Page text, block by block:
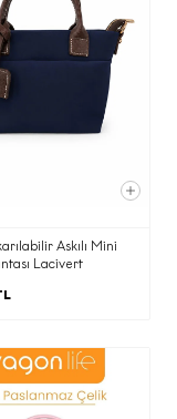
Askılı Mini
Lacivert
için
ve iş
olması